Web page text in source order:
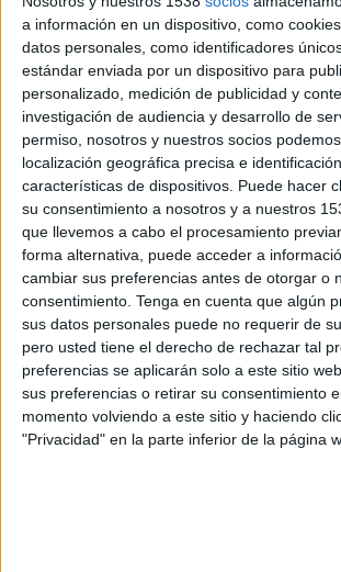
a información en un dispositivo, como
datos personales, como identificadores
estándar enviada por un dispositivo para
personalizado, medición de publicidad y
investigación de audiencia y desarrollo de
permiso, nosotros y nuestros socios
localización geográfica precisa e
características de dispositivos. Puede hacer
su consentimiento a nosotros y a nuestros
que llevemos a cabo el procesamiento
forma alternativa, puede acceder a
cambiar sus preferencias antes de otorgar o
consentimiento. Tenga en cuenta que algún
sus datos personales puede no requerir de
pero usted tiene el derecho de rechazar tal
preferencias se aplicarán solo a este sitio
sus preferencias o retirar su consentimiento
momento volviendo a este sitio y haciendo
"Privacidad" en la parte inferior de la página
Els materials inclouen
com“Bon dia”,“Gràcies”,“Si us
val?”o“A quina hora?”,
seva traducció al castellà,
A més, els cartells incorporen un
enllaça amb una pàgina web de
on els usuaris poden escoltar la
correcta de totes les paraules i
locucions han estat
de voluntaris, als quals el
seva implicació en el projecte.
La regidora de Turisme i
explica que la campanya pretén